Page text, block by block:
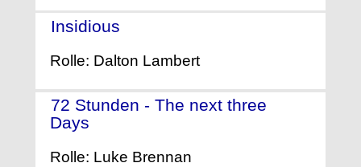
Insidious
Rolle: Dalton Lambert
72 Stunden - The next three
Days
Rolle: Luke Brennan